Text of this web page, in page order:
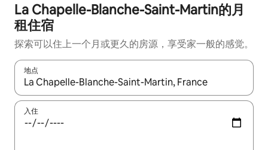
La Chapelle-Blanche-Saint-Martin的月
租住宿
探索可以住上一个月或更久的房源，享受家一般的感觉。
地点
如有搜索结果，请使用上下方向键查看，或通过点击或滑动手势
入住